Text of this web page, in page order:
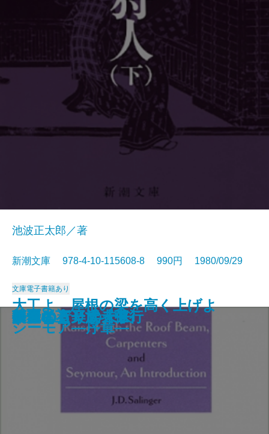
アラスカ物語
漂流
官僚たちの夏
新釈遠野物語
笑うな
シェリー詩集
もの思う葦
人情裏長屋
闇の狩人〔上〕
闇の狩人〔下〕
池波正太郎／著
新潮文庫 978-4-10-115608-8 990円 1980/09/29
文庫電子書籍あり
大工よ、屋根の梁を高く上げよ
シーモア―序章―
ボクの音楽武者修行
復活〔上〕
復活〔下〕
路傍の石
共犯者
ひとにぎりの未来
華麗なる一族〔上〕
華麗なる一族〔中〕
華麗なる一族〔下〕